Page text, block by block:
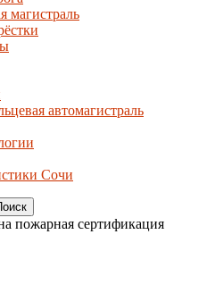
магистраль
автомагистраль
Сочи
пожарная сертификация